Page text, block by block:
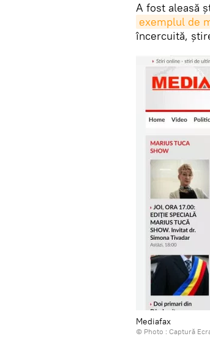
A fost aleasă
exemplul de
încercuită,
Mediafax
© Photo : Captură